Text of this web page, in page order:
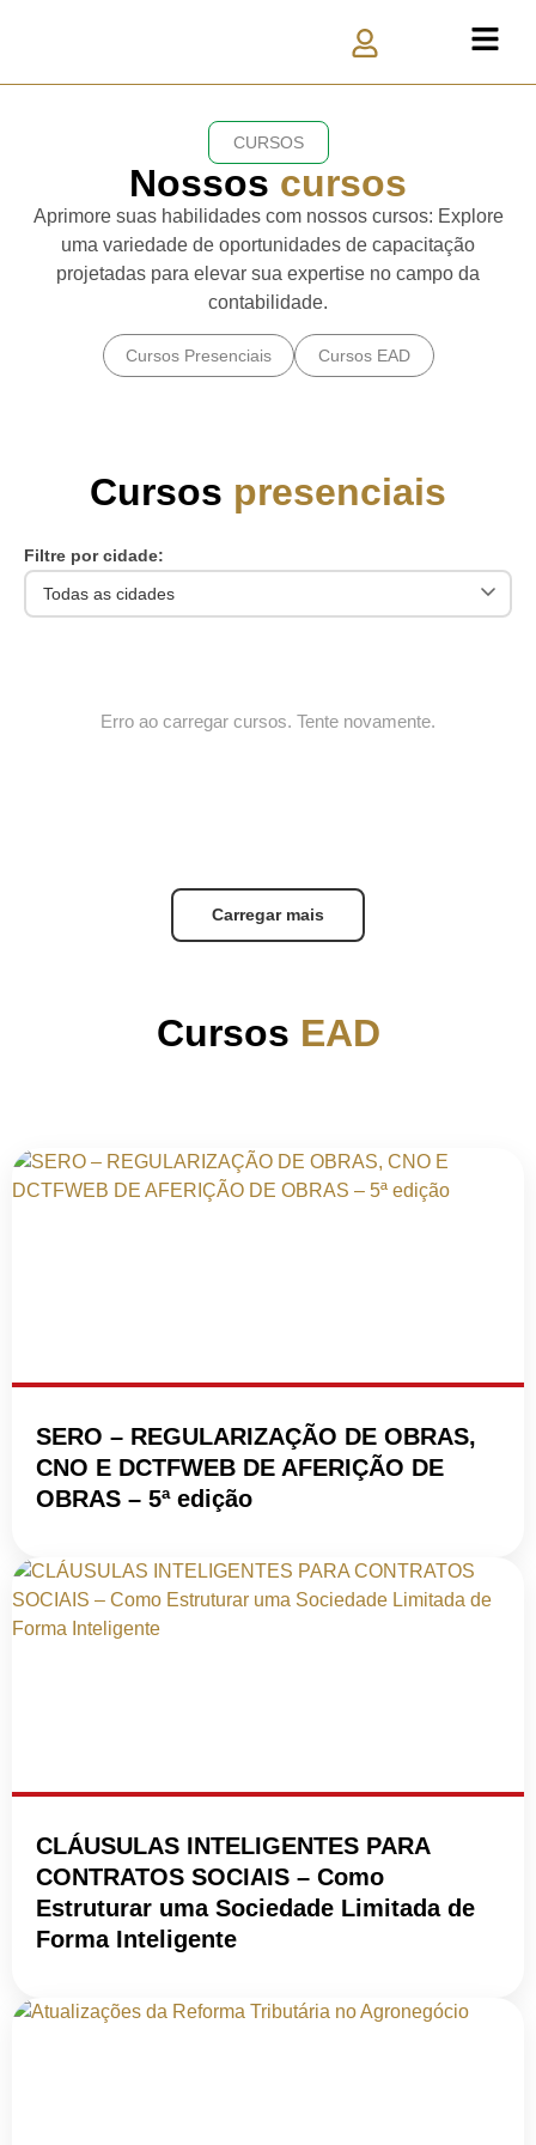
CURSOS
Nossos cursos
Aprimore suas habilidades com nossos cursos: Explore
uma variedade de oportunidades de capacitação
projetadas para elevar sua expertise no campo da
contabilidade.
Cursos Presenciais Cursos EAD
Cursos presenciais
Filtre por cidade:
Erro ao carregar cursos. Tente novamente.
Carregar mais
Cursos EAD
SERO – REGULARIZAÇÃO DE OBRAS,
CNO E DCTFWEB DE AFERIÇÃO DE
OBRAS – 5ª edição
CLÁUSULAS INTELIGENTES PARA
CONTRATOS SOCIAIS – Como
Estruturar uma Sociedade Limitada de
Forma Inteligente